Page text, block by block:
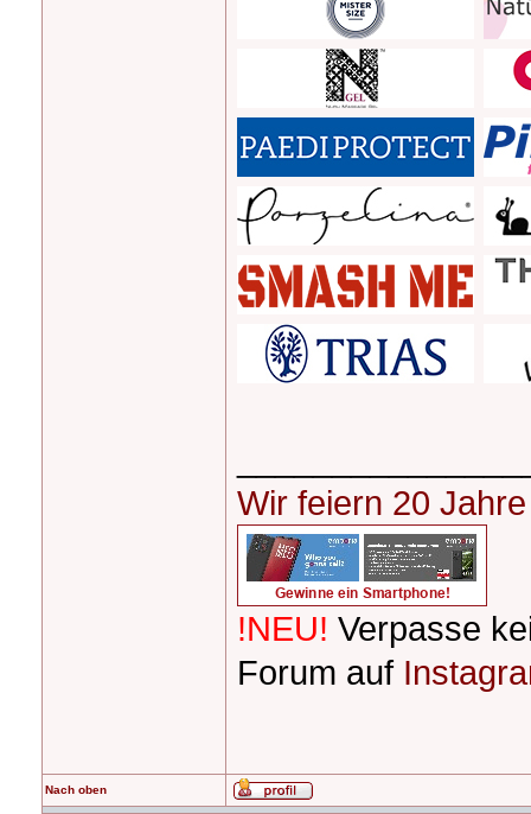
Wir feiern 20
!NEU! Verpasse
Forum auf
Nach oben